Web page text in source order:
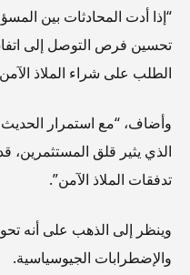
“إذا أدت المحادثات بين
تحسين فرص التوصل إلى
الطلب على شراء الملاذ
وأضاف، “مع استمرار
الذي يثير قلق
تدفقات الملاذ الآمن”.
وينظر إلى الذهب على أنه
والإضطرابات الجيوسياسية.